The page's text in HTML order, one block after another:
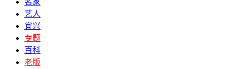
艺人
宜兴
专题
百科
老版